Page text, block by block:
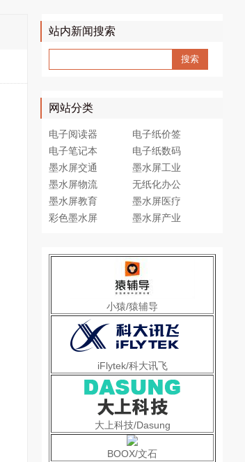
站内新闻搜索
网站分类
电子阅读器
电子纸价签
电子笔记本
电子纸数码
墨水屏交通
墨水屏工业
墨水屏物流
无纸化办公
墨水屏教育
墨水屏医疗
彩色墨水屏
墨水屏产业
小猿/猿辅导
iFlytek/科大讯飞
大上科技/Dasung
BOOX/文石